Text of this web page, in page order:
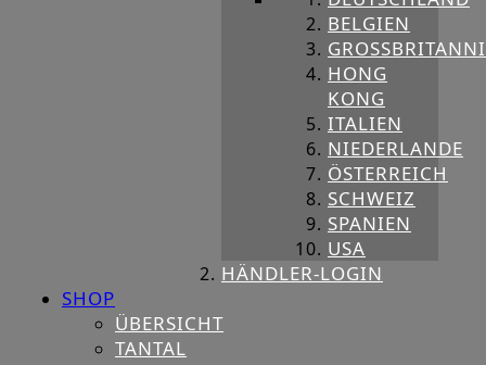
BELGIEN
HONG
KONG
ITALIEN
NIEDERLANDE
ÖSTERREICH
SCHWEIZ
SPANIEN
USA
HÄNDLER-LOGIN
SHOP
ÜBERSICHT
TANTAL